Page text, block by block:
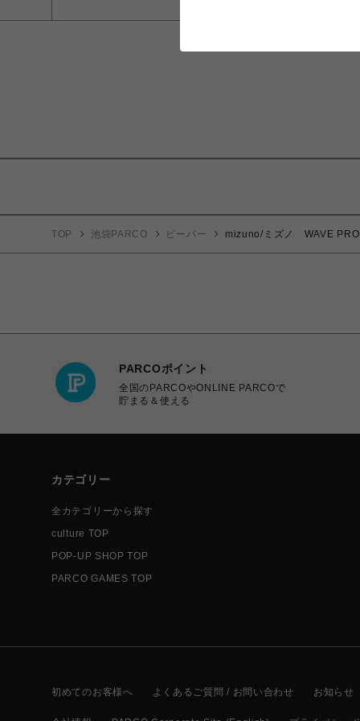
TOP 池袋PARCO ビーバー mizuno/ミズノ WAVE
PARCOポイント
全国のPARCOやONLINE PARCOで
貯まる＆使える
カテゴリー
全カテゴリーから探す
culture TOP
POP-UP SHOP TOP
PARCO GAMES TOP
初めてのお客様へ よくあるご質問 / お問い合わせ お知らせ